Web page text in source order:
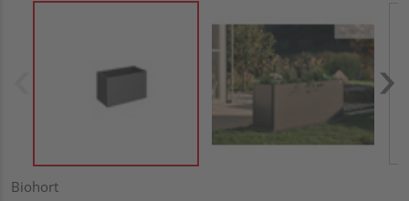
Biohort